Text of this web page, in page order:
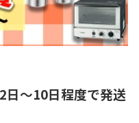
～10日程度で発送